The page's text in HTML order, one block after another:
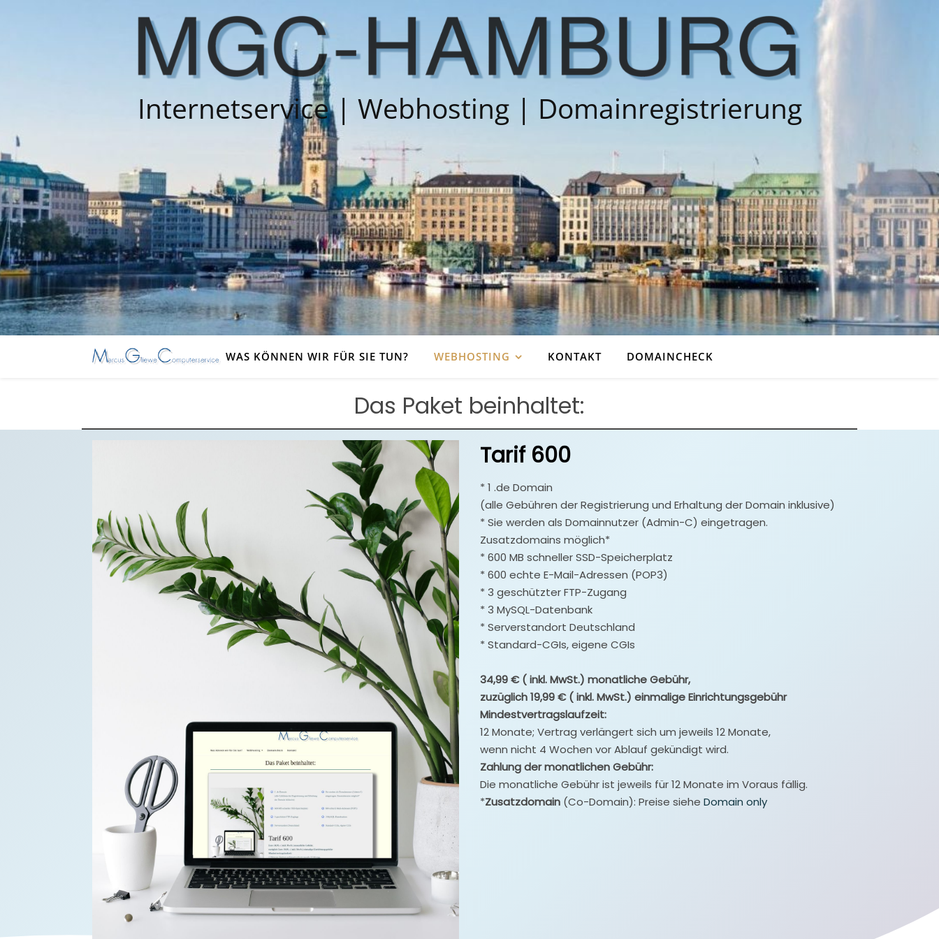
Internetservice | Webhosting | Domainregistrierung
WAS KÖNNEN WIR FÜR SIE TUN? WEBHOSTING KONTAKT DOMAINCHECK
Das Paket beinhaltet:
Tarif 600
* 1 .de Domain
(alle Gebühren der Registrierung und Erhaltung der Domain inklusive)
* Sie werden als Domainnutzer (Admin-C) eingetragen.
Zusatzdomains möglich*
* 600 MB schneller SSD-Speicherplatz
* 600 echte E-Mail-Adressen (POP3)
* 3 geschützter FTP-Zugang
* 3 MySQL-Datenbank
* Serverstandort Deutschland
* Standard-CGIs, eigene CGIs
34,99 € ( inkl. MwSt.) monatliche Gebühr,
zuzüglich 19,99 € ( inkl. MwSt.) einmalige Einrichtungsgebühr
Mindestvertragslaufzeit:
12 Monate; Vertrag verlängert sich um jeweils 12 Monate,
wenn nicht 4 Wochen vor Ablauf gekündigt wird.
Zahlung der monatlichen Gebühr:
Die monatliche Gebühr ist jeweils für 12 Monate im Voraus fällig.
*Zusatzdomain (Co-Domain): Preise siehe Domain only